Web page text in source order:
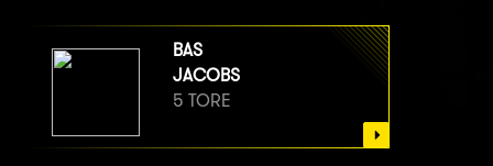
BAS
JACOBS
5 TORE